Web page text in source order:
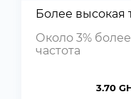
Более высокая
Около 3%
частота
3.70